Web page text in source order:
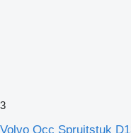
3
Volvo Occ Spruitstuk